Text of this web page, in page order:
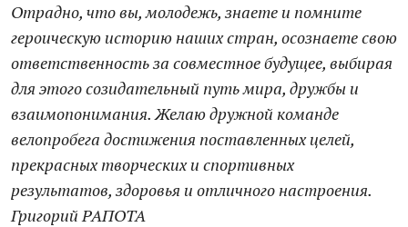
Отрадно, что вы, молодежь, знаете и помните
героическую историю наших стран, осознаете свою
ответственность за совместное будущее, выбирая
для этого созидательный путь мира, дружбы и
взаимопонимания. Желаю дружной команде
велопробега достижения поставленных целей,
прекрасных творческих и спортивных
результатов, здоровья и отличного настроения.
Григорий РАПОТА